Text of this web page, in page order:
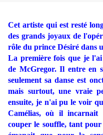
Cet artiste qui est resté
des grands joyaux de
rôle du prince Désiré dans
La première fois que je
de McGregor. Il entre en
seulement sa danse est
mais surtout, une vraie
ensuite, je n'ai pu le voir
Camélias, où il incarnait
couper le souffle, tant